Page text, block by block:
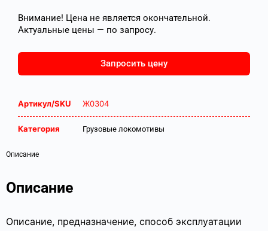
Внимание! Цена не является окончательной.
Актуальные цены — по запросу.
Запросить цену
Артикул/SKU Ж0304
Категория Грузовые локомотивы
Описание
Описание
Описание, предназначение, способ эксплуатации